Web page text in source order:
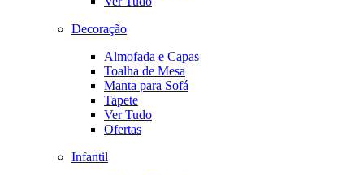
Decoração
Almofada e Capas
Toalha de Mesa
Manta para Sofá
Tapete
Ver Tudo
Ofertas
Infantil